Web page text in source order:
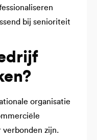
bij senioriteit
organisatie
verbonden zijn.